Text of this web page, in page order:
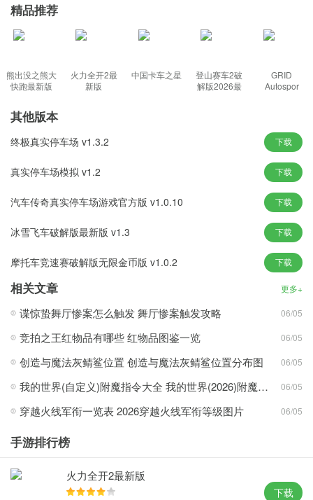
真实停车场模拟器最新版本下载安装介绍
玩家需要控制不同类型的车辆，包括轿车、suv、卡车等，在各种复
通过完成任务，玩家可以解锁新的车辆模型，体验不同类型车辆的
驾驶感觉。丰富多样的环境增加了游戏的乐趣。
真实停车场模拟器手游下载功能
游戏中的每个关卡都有一个明确的停车目标。玩家需要根据任务提
玩家可以在限时模式中接受挑战，测试他们的反应速度和停车技
多种停车任务，包括直角停车，倒车停车位，并排停车等。玩家需
要根据任务要求合理利用空间。
真实停车场手游下载特点
随着游戏的进行，停车任务的难度会逐渐增加，玩家需要不断的练
习来提高自己的停车技能。
游戏还设有限时挑战模式，玩家可以在限定时间内完成停车任务，
测试自己的操作反应和准确性。
游戏采用了真实的物理引擎。车辆的每个转弯、加速和制动都非常
逼真。
从简单的停车位到复杂密集的停车场，每个任务都需要玩家运用不
同的技能和策略。
玩家可以自由控制车辆的速度、转向角度和制动力。每个停车任务
精品推荐
熊出没之熊大
快跑最新版
火力全开2最
新版
中国卡车之星
登山赛车2破
解版2026最
GRID
Autospor
其他版本
终极真实停车场 v1.3.2 下载
真实停车场模拟 v1.2 下载
汽车传奇真实停车场游戏官方版 v1.0.10 下载
冰雪飞车破解版最新版 v1.3 下载
摩托车竞速赛破解版无限金币版 v1.0.2 下载
相关文章 更多+
谍惊蛰舞厅惨案怎么触发 舞厅惨案触发攻略 06/05
竞拍之王红物品有哪些 红物品图鉴一览 06/05
创造与魔法灰鲭鲨位置 创造与魔法灰鲭鲨位置分布图 06/05
我的世界(自定义)附魔指令大全 我的世界(2026)附魔指令代码大全 06/05
穿越火线军衔一览表 2026穿越火线军衔等级图片 06/05
手游排行榜
火力全开2最新版
下载